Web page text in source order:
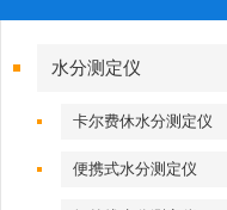
水分测定仪
卡尔费休水分测定仪
便携式水分测定仪